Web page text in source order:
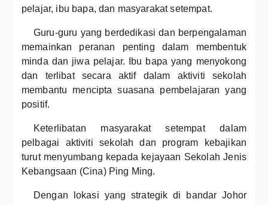
pelajar, ibu bapa, dan masyarakat setempat.
Guru-guru yang berdedikasi dan berpengalaman
memainkan peranan penting dalam membentuk
minda dan jiwa pelajar. Ibu bapa yang menyokong
dan terlibat secara aktif dalam aktiviti sekolah
membantu mencipta suasana pembelajaran yang
positif.
Keterlibatan masyarakat setempat dalam
pelbagai aktiviti sekolah dan program kebajikan
turut menyumbang kepada kejayaan Sekolah Jenis
Kebangsaan (Cina) Ping Ming.
Dengan lokasi yang strategik di bandar Johor